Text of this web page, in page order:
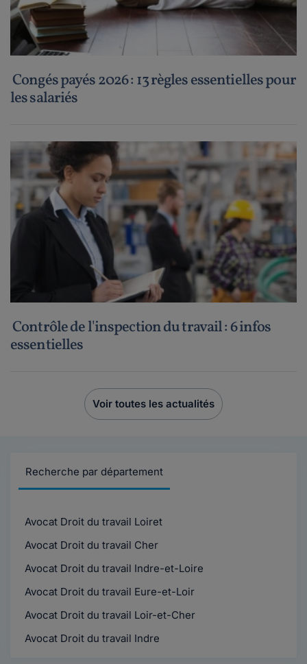
Congés payés 2026 : 13 règles essentielles pour
les salariés
Contrôle de l'inspection du travail : 6 infos
essentielles
Voir toutes les actualités
Recherche par département
Avocat Droit du travail Loiret
Avocat Droit du travail Cher
Avocat Droit du travail Indre-et-Loire
Avocat Droit du travail Eure-et-Loir
Avocat Droit du travail Loir-et-Cher
Avocat Droit du travail Indre